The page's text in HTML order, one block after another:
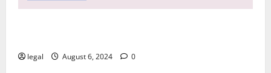
legal August 6, 2024 0